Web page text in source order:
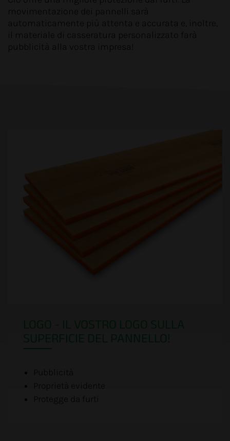
movimentazione dei pannelli sarà
automaticamente più attenta e accurata e, inoltre,
il materiale di casseratura personalizzato farà
pubblicità alla vostra impresa!
LOGO - IL VOSTRO LOGO SULLA
SUPERFICIE DEL PANNELLO!
Pubblicità
Proprietà evidente
Protegge da furti